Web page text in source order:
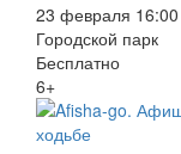
23 февраля 16:00
Городской парк
Бесплатно
6+